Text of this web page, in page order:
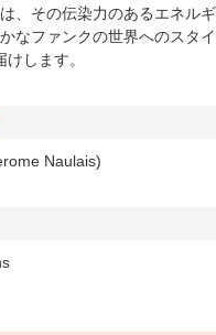
、その伝染力のあるエネルギ
なファンクの世界へのスタイ
します。
Naulais)